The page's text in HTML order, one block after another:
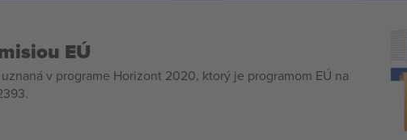
EÚ
v programe Horizont 2020, ktorý je programom EÚ na